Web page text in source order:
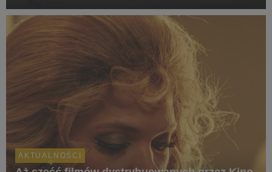
Festiwalu Filmowego w Toronto. W polskich k...
AKTUALNOŚCI